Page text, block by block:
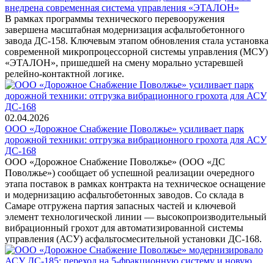
внедрена современная система управления «ЭТАЛОН»
В рамках программы технического перевооружения
завершена масштабная модернизация асфальтобетонного
завода ДС-158. Ключевым этапом обновления стала установка
современной микропроцессорной системы управления (МСУ)
«ЭТАЛОН», пришедшей на смену морально устаревшей
релейно-контактной логике.
02.04.2026
ООО «Дорожное Снабжение Поволжье» усиливает парк
дорожной техники: отгрузка вибрационного грохота для АСУ
ДС-168
ООО «Дорожное Снабжение Поволжье» (ООО «ДС
Поволжье») сообщает об успешной реализации очередного
этапа поставок в рамках контракта на техническое оснащение
и модернизацию асфальтобетонных заводов. Со склада в
Самаре отгружена партия запасных частей и ключевой
элемент технологической линии — высокопроизводительный
вибрационный грохот для автоматизированной системы
управления (АСУ) асфальтосмесительной установки ДС-168.